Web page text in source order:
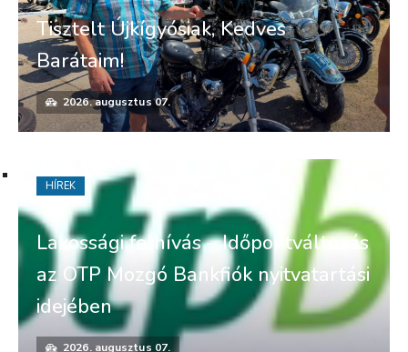
Tisztelt Újkígyósiak, Kedves
Barátaim!
2026. augusztus 07.
Lakossági felhívás – Időpontváltozás
az OTP Mozgó Bankfiók nyitvatartási
idejében
2026. augusztus 07.
HÍREK